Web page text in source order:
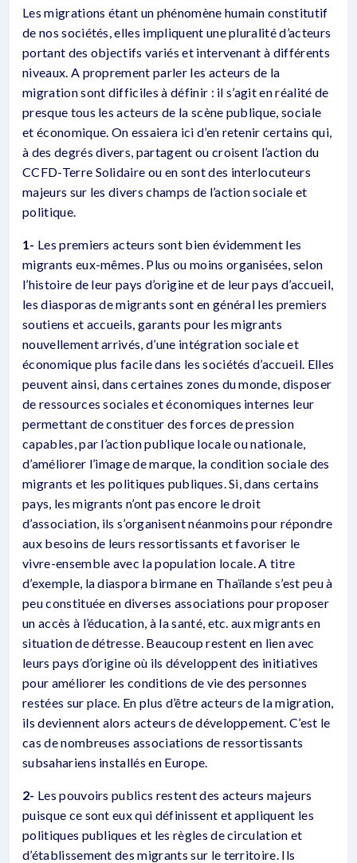
Les migrations étant un phénomène humain constitutif
de nos sociétés, elles impliquent une pluralité d’acteurs
portant des objectifs variés et intervenant à différents
niveaux. A proprement parler les acteurs de la
migration sont difficiles à définir : il s’agit en réalité de
presque tous les acteurs de la scène publique, sociale
et économique. On essaiera ici d’en retenir certains qui,
à des degrés divers, partagent ou croisent l’action du
CCFD-Terre Solidaire ou en sont des interlocuteurs
majeurs sur les divers champs de l’action sociale et
politique.
1- Les premiers acteurs sont bien évidemment les
migrants eux-mêmes. Plus ou moins organisées, selon
l’histoire de leur pays d’origine et de leur pays d’accueil,
les diasporas de migrants sont en général les premiers
soutiens et accueils, garants pour les migrants
nouvellement arrivés, d’une intégration sociale et
économique plus facile dans les sociétés d’accueil. Elles
peuvent ainsi, dans certaines zones du monde, disposer
de ressources sociales et économiques internes leur
permettant de constituer des forces de pression
capables, par l’action publique locale ou nationale,
d’améliorer l’image de marque, la condition sociale des
migrants et les politiques publiques. Si, dans certains
pays, les migrants n’ont pas encore le droit
d’association, ils s’organisent néanmoins pour répondre
aux besoins de leurs ressortissants et favoriser le
vivre-ensemble avec la population locale. A titre
d’exemple, la diaspora birmane en Thaïlande s’est peu à
peu constituée en diverses associations pour proposer
un accès à l’éducation, à la santé, etc. aux migrants en
situation de détresse. Beaucoup restent en lien avec
leurs pays d’origine où ils développent des initiatives
pour améliorer les conditions de vie des personnes
restées sur place. En plus d’être acteurs de la migration,
ils deviennent alors acteurs de développement. C’est le
cas de nombreuses associations de ressortissants
subsahariens installés en Europe.
2- Les pouvoirs publics restent des acteurs majeurs
puisque ce sont eux qui définissent et appliquent les
politiques publiques et les règles de circulation et
d’établissement des migrants sur le territoire. Ils